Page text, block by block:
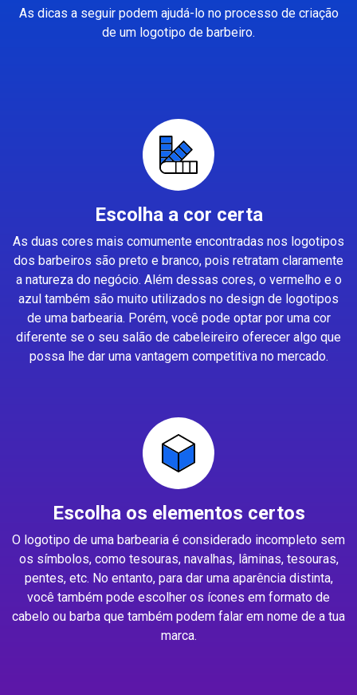
As dicas a seguir podem ajudá-lo no processo de criação
de um logotipo de barbeiro.
Escolha a cor certa
As duas cores mais comumente encontradas nos logotipos
dos barbeiros são preto e branco, pois retratam claramente
a natureza do negócio. Além dessas cores, o vermelho e o
azul também são muito utilizados no design de logotipos
de uma barbearia. Porém, você pode optar por uma cor
diferente se o seu salão de cabeleireiro oferecer algo que
possa lhe dar uma vantagem competitiva no mercado.
Escolha os elementos certos
O logotipo de uma barbearia é considerado incompleto sem
os símbolos, como tesouras, navalhas, lâminas, tesouras,
pentes, etc. No entanto, para dar uma aparência distinta,
você também pode escolher os ícones em formato de
cabelo ou barba que também podem falar em nome de a tua
marca.